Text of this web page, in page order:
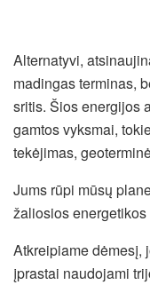
Alternatyvi,
madingas terminas,
sritis. Šios energijos
gamtos vyksmai,
tekėjimas,
Jums rūpi mūsų
žaliosios
Atkreipiame dėmesį,
įprastai naudojami